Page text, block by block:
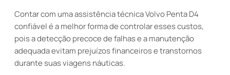
Contar com uma assistência técnica Volvo Penta D4
confiável é a melhor forma de controlar esses custos,
pois a detecção precoce de falhas e a manutenção
adequada evitam prejuízos financeiros e transtornos
durante suas viagens náuticas.